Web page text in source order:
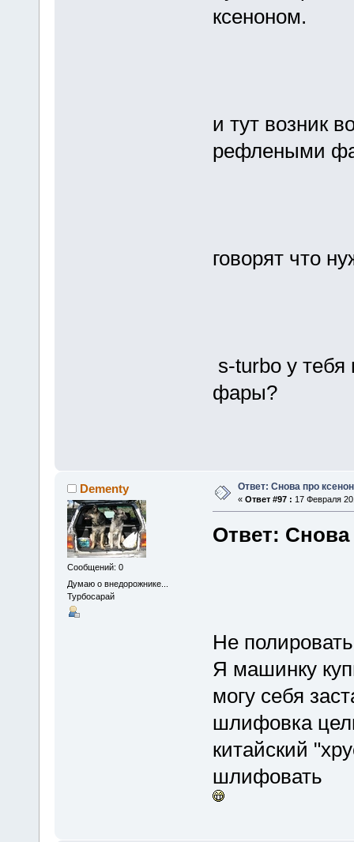
ксеноном.
и тут возник
рефлеными
говорят что
s-turbo у
фары?
Dementy
Сообщений: 0
Думаю о внедорожнике...
Турбосарай
Ответ: Снова про ксенон
« Ответ #97 : 17 Февраля
Ответ: Снова
Не
Я машинку
могу себя
шлифовка
китайский
шлифовать